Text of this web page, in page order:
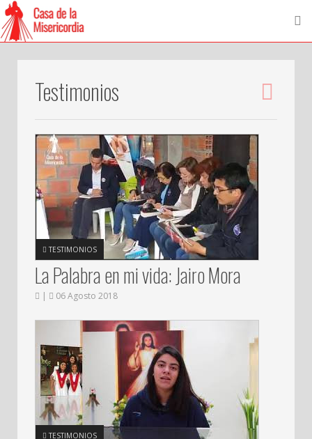
Testimonios
TESTIMONIOS
La Palabra en mi vida: Jairo Mora
| 06 Agosto 2018
TESTIMONIOS